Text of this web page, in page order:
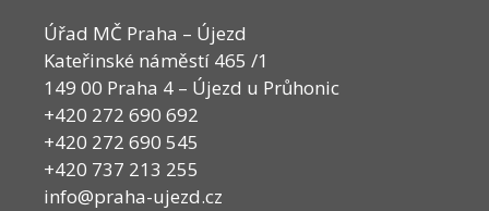
Úřad MČ Praha – Újezd
Kateřinské náměstí 465 /1
149 00 Praha 4 – Újezd u Průhonic
+420 272 690 692
+420 272 690 545
+420 737 213 255
info@praha-ujezd.cz